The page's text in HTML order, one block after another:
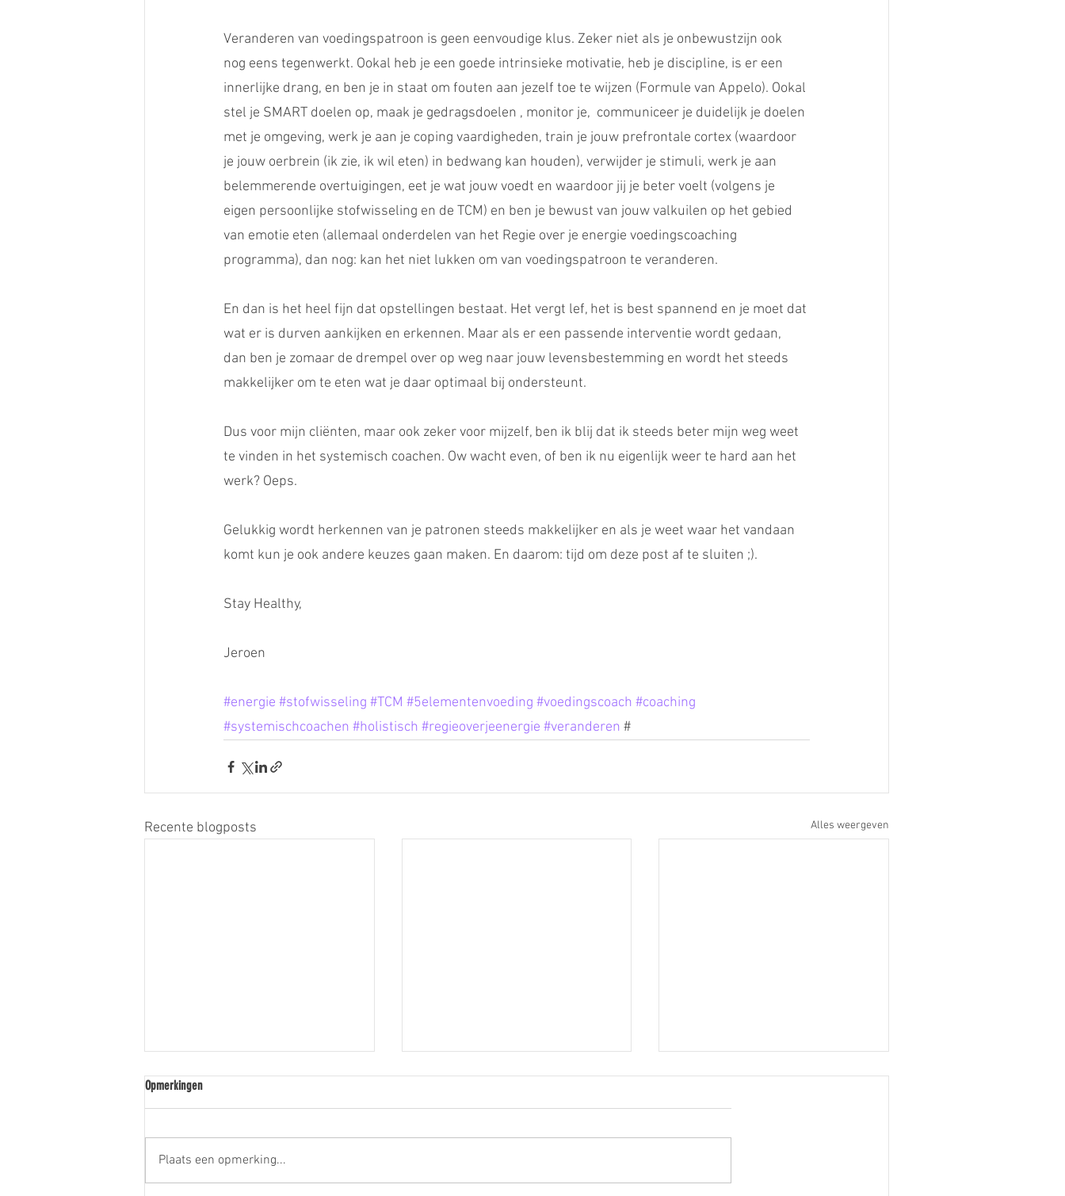
Veranderen van voedingspatroon is geen eenvoudige klus. Zeker niet als je onbewustzijn ook
nog eens tegenwerkt. Ookal heb je een goede intrinsieke motivatie, heb je discipline, is er een
innerlijke drang, en ben je in staat om fouten aan jezelf toe te wijzen (Formule van Appelo). Ookal
stel je SMART doelen op, maak je gedragsdoelen , monitor je,  communiceer je duidelijk je doelen
met je omgeving, werk je aan je coping vaardigheden, train je jouw prefrontale cortex (waardoor
je jouw oerbrein (ik zie, ik wil eten) in bedwang kan houden), verwijder je stimuli, werk je aan
belemmerende overtuigingen, eet je wat jouw voedt en waardoor jij je beter voelt (volgens je
eigen persoonlijke stofwisseling en de TCM) en ben je bewust van jouw valkuilen op het gebied
van emotie eten (allemaal onderdelen van het Regie over je energie voedingscoaching
programma), dan nog: kan het niet lukken om van voedingspatroon te veranderen.
En dan is het heel fijn dat opstellingen bestaat. Het vergt lef, het is best spannend en je moet dat
wat er is durven aankijken en erkennen. Maar als er een passende interventie wordt gedaan,
dan ben je zomaar de drempel over op weg naar jouw levensbestemming en wordt het steeds
makkelijker om te eten wat je daar optimaal bij ondersteunt.
Dus voor mijn cliënten, maar ook zeker voor mijzelf, ben ik blij dat ik steeds beter mijn weg weet
te vinden in het systemisch coachen. Ow wacht even, of ben ik nu eigenlijk weer te hard aan het
werk? Oeps.
Gelukkig wordt herkennen van je patronen steeds makkelijker en als je weet waar het vandaan
komt kun je ook andere keuzes gaan maken. En daarom: tijd om deze post af te sluiten ;).
Stay Healthy,
Jeroen
#energie #stofwisseling #TCM #5elementenvoeding #voedingscoach #coaching
#systemischcoachen #holistisch #regieoverjeenergie #veranderen #
Recente blogposts Alles weergeven
Opmerkingen
Plaats een opmerking...